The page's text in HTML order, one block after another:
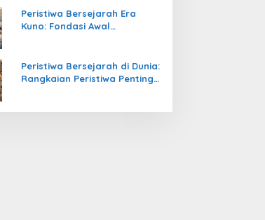
Peristiwa Bersejarah Era
Kuno: Fondasi Awal
Peristiwa Bersejarah di Dunia:
Rangkaian Peristiwa Penting